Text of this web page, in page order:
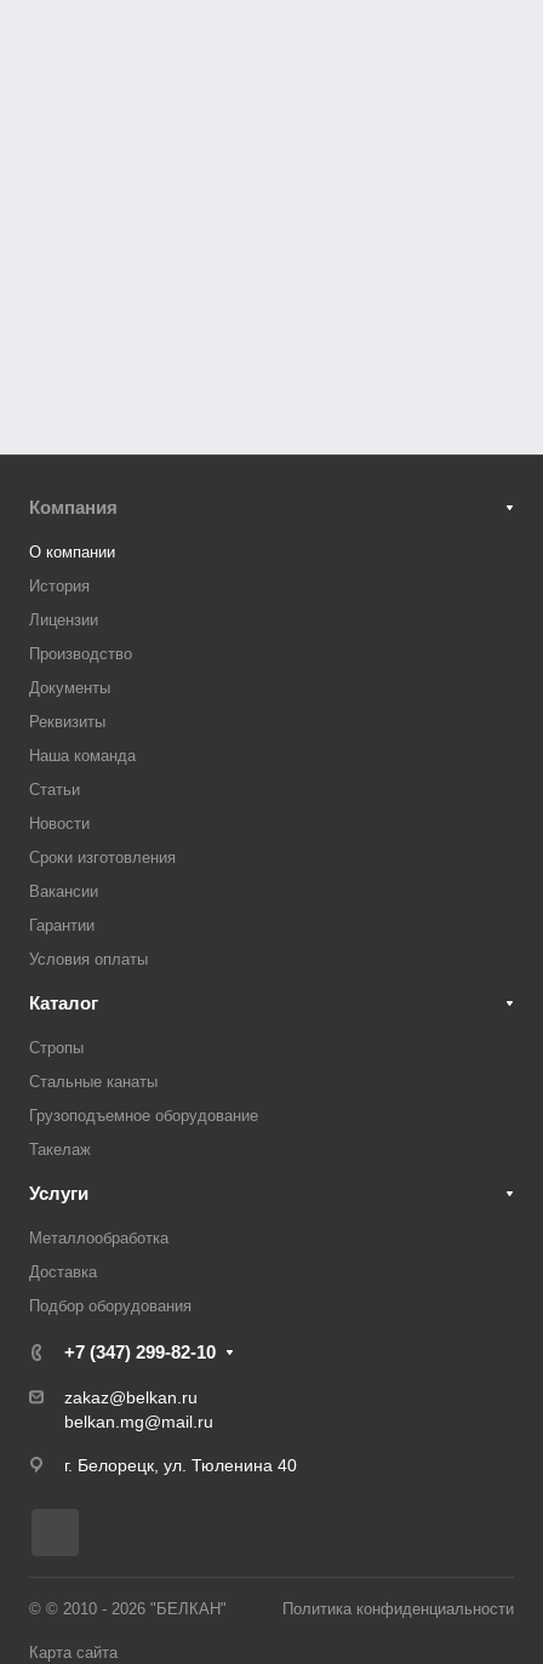
Компания
О компании
История
Лицензии
Производство
Документы
Реквизиты
Наша команда
Статьи
Новости
Сроки изготовления
Вакансии
Гарантии
Условия оплаты
Каталог
Стропы
Стальные канаты
Грузоподъемное оборудование
Такелаж
Услуги
Металлообработка
Доставка
Подбор оборудования
+7 (347) 299-82-10
zakaz@belkan.ru
belkan.mg@mail.ru
г. Белорецк, ул. Тюленина 40
© © 2010 - 2026 "БЕЛКАН" Политика конфиденциальности
Карта сайта